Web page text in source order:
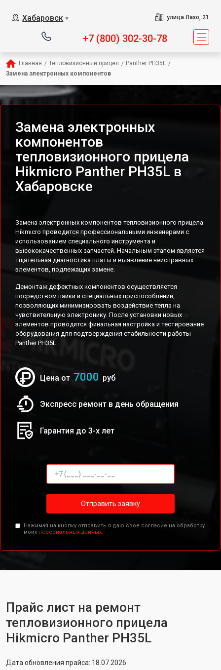
Хабаровск ▼ улица Лазо, 21
+7 (800) 302-30-78
Главная / Тепловизионный прицел / Panther PH35L /
Замена электронных компонентов
Замена электронных
компонентов
тепловизионного прицела
Hikmicro Panther PH35L в
Хабаровске
Замена электронных компонентов тепловизионного прицела
Hikmicro проводится профессиональными инженерами с
использованием специального инструмента и
высококачественных запчастей. Начальным этапом является
тщательная диагностика платы и выявление неисправных
элементов, подлежащих замене.
Демонтаж дефектных компонентов осуществляется
посредством пайки и специальных приспособлений,
позволяющих минимизировать воздействие тепла на
чувствительную электронику. После установки новых
элементов проводится финальная настройка и тестирование
оборудования для подтверждения стабильности работы
Panther PH35L.
Цена от 7000 руб
Экспресс ремонт в день обращения
Гарантия до 3-х лет
Отправить заявку
Нажимая на кнопку отправить я даю свое согласие на обработку
моих персональных данных.
Прайс лист на ремонт
тепловизионного прицела
Hikmicro Panther PH35L
Дата обновления прайса: 18.07.2026